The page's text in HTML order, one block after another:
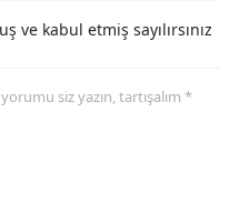
ve kabul etmiş sayılırsınız
siz yazın, tartışalım *